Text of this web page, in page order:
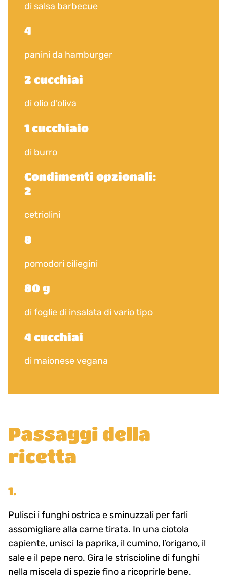
Passaggi della
ricetta
1.
Pulisci i funghi ostrica e sminuzzali per farli
assomigliare alla carne tirata. In una ciotola
capiente, unisci la paprika, il cumino, l’origano, il
sale e il pepe nero. Gira le striscioline di funghi
nella miscela di spezie fino a ricoprirle bene.
di salsa barbecue
4
panini da hamburger
2 cucchiai
di olio d’oliva
1 cucchiaio
di burro
Condimenti opzionali:
2
cetriolini
8
pomodori ciliegini
80 g
di foglie di insalata di vario tipo
4 cucchiai
di maionese vegana